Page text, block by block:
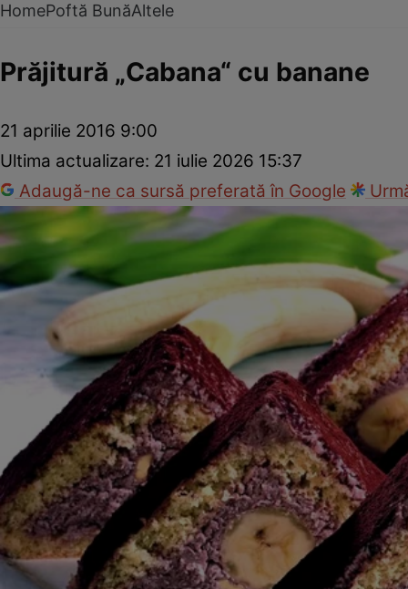
HomePoftă BunăAltele
Prăjitură „Cabana“ cu banane
21 aprilie 2016 9:00
Ultima actualizare: 21 iulie 2026 15:37
Adaugă-ne ca sursă preferată în Google